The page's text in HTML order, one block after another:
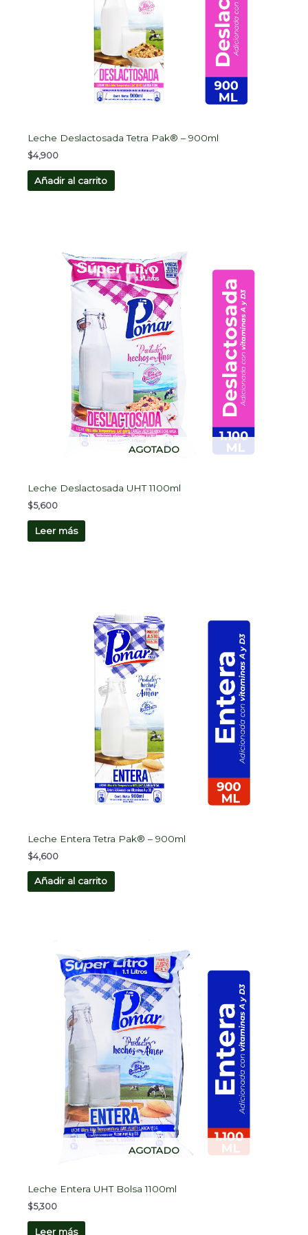
Leche Deslactosada Tetra Pak® – 900ml
$4,900
Añadir al carrito
AGOTADO
Leche Deslactosada UHT 1100ml
$5,600
Leer más
Leche Entera Tetra Pak® – 900ml
$4,600
Añadir al carrito
AGOTADO
Leche Entera UHT Bolsa 1100ml
$5,300
Leer más